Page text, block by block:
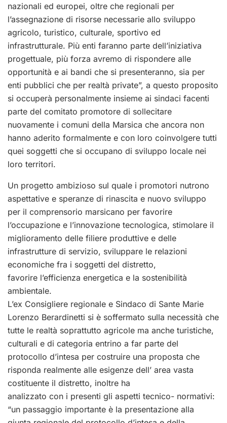
nazionali ed europei, oltre che regionali per
l’assegnazione di risorse necessarie allo sviluppo
agricolo, turistico, culturale, sportivo ed
infrastrutturale. Più enti faranno parte dell’iniziativa
progettuale, più forza avremo di rispondere alle
opportunità e ai bandi che si presenteranno, sia per
enti pubblici che per realtà private”, a questo proposito
si occuperà personalmente insieme ai sindaci facenti
parte del comitato promotore di sollecitare
nuovamente i comuni della Marsica che ancora non
hanno aderito formalmente e con loro coinvolgere tutti
quei soggetti che si occupano di sviluppo locale nei
loro territori.
Un progetto ambizioso sul quale i promotori nutrono
aspettative e speranze di rinascita e nuovo sviluppo
per il comprensorio marsicano per favorire
l’occupazione e l’innovazione tecnologica, stimolare il
miglioramento delle filiere produttive e delle
infrastrutture di servizio, sviluppare le relazioni
economiche fra i soggetti del distretto,
favorire l’efficienza energetica e la sostenibilità
ambientale.
L’ex Consigliere regionale e Sindaco di Sante Marie
Lorenzo Berardinetti si è soffermato sulla necessità che
tutte le realtà soprattutto agricole ma anche turistiche,
culturali e di categoria entrino a far parte del
protocollo d’intesa per costruire una proposta che
risponda realmente alle esigenze dell’ area vasta
costituente il distretto, inoltre ha
analizzato con i presenti gli aspetti tecnico- normativi:
“un passaggio importante è la presentazione alla